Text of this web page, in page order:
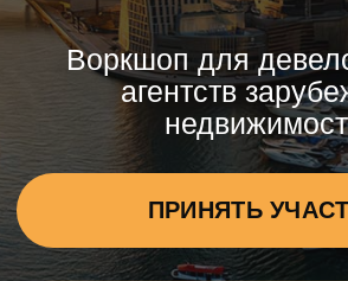
Специальная цена для экспонентов
MIPIF
НАПИСАТЬ В WHATSAPP